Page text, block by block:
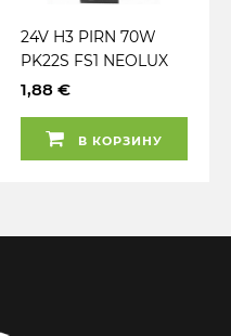
24V H3 PIRN 70W
PK22S FS1 NEOLUX
1,88 €
В КОРЗИНУ